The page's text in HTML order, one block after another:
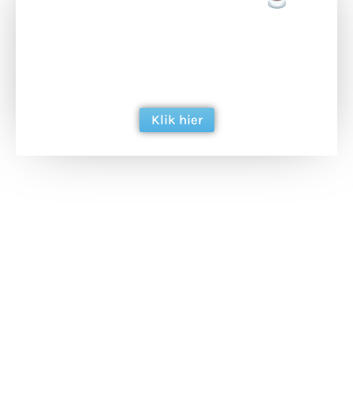
Klik hier